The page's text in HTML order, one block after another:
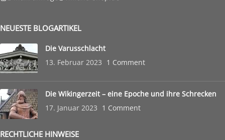
NEUESTE BLOGARTIKEL
Die Varusschlacht
13. Februar 2023 1 Comment
Die Wikingerzeit – eine Epoche und ihre Schrecken
17. Januar 2023 1 Comment
RECHTLICHE HINWEISE